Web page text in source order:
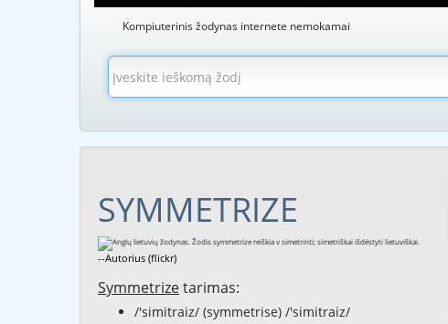
Kompiuterinis žodynas internete nemokamai
SYMMETRIZE
--Autorius (flickr)
Symmetrizetarimas:
/'simitraiz/ (symmetrise) /'simitraiz/